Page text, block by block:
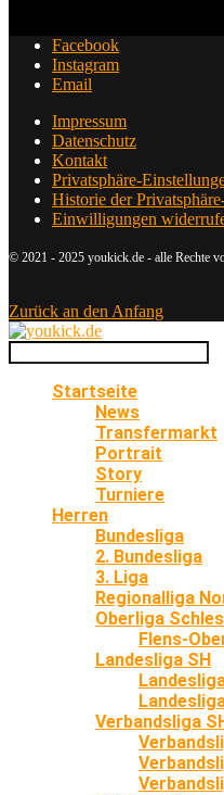
Facebook
Instagram
Email
Impressum
Datenschutz
Kontakt
Privatsphäre-
Historie der
Einwilligungen
© 2021 - 2025 youkick.de - alle Rechte
Zurück an den Anfang
Startseite
News
Transfermarkt
Portrait
Story
Turniere
Herren
Bundesliga
2. Bundesliga
3. Liga
Regionalliga
Oberliga
Flens-
Landesliga SH
Verbandsliga